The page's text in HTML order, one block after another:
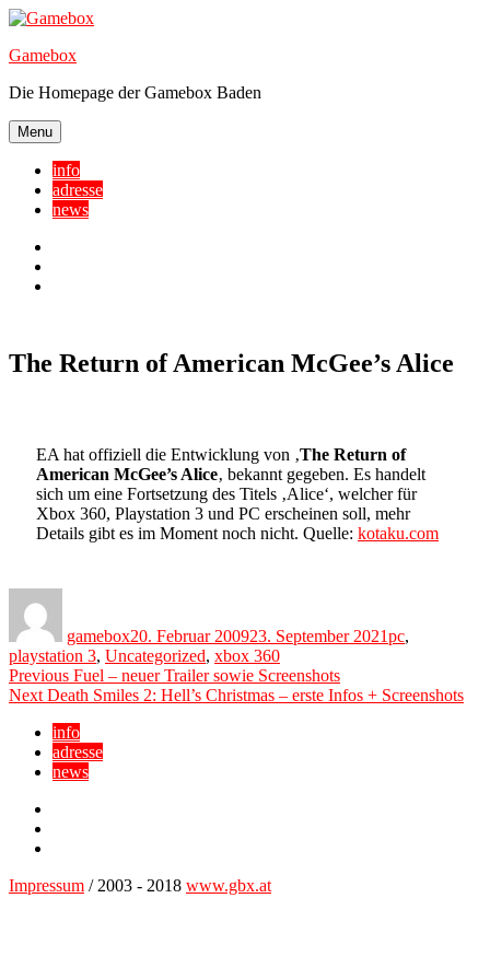
Skip
content
Gamebox
Die Homepage der Gamebox Baden
Menu
info
adresse
news
The Return of American McGee’s Alice
EA hat offiziell die Entwicklung von ‚The Return of
American McGee’s Alice‚ bekannt gegeben. Es handelt
sich um eine Fortsetzung des Titels ‚Alice‘, welcher für
Xbox 360, Playstation 3 und PC erscheinen soll, mehr
Details gibt es im Moment noch nicht. Quelle: kotaku.com
gamebox20. Februar 200923. September 2021pc,
playstation 3, Uncategorized, xbox 360
Beitragsnavigation
Previous Previous
post:
Fuel – neuer Trailer sowie Screenshots
Next Next
Death Smiles 2: Hell’s Christmas – erste Infos + Screenshots
info
adresse
news
Impressum / 2003 - 2018 www.gbx.at